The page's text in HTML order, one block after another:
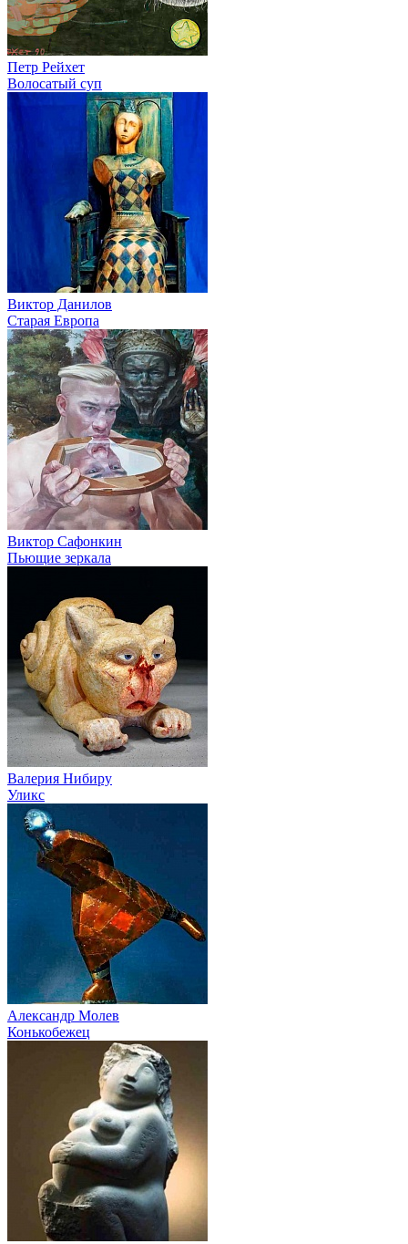
Петр Рейхет
Волосатый суп
Виктор Данилов
Старая Европа
Виктор Сафонкин
Пьющие зеркала
Валерия Нибиру
Уликс
Александр Молев
Конькобежец